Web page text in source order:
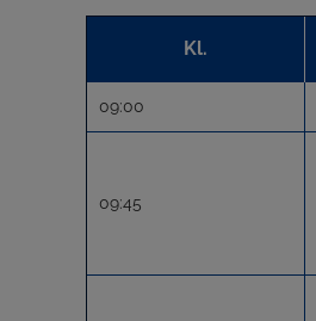
Kl.
09:00
09:45